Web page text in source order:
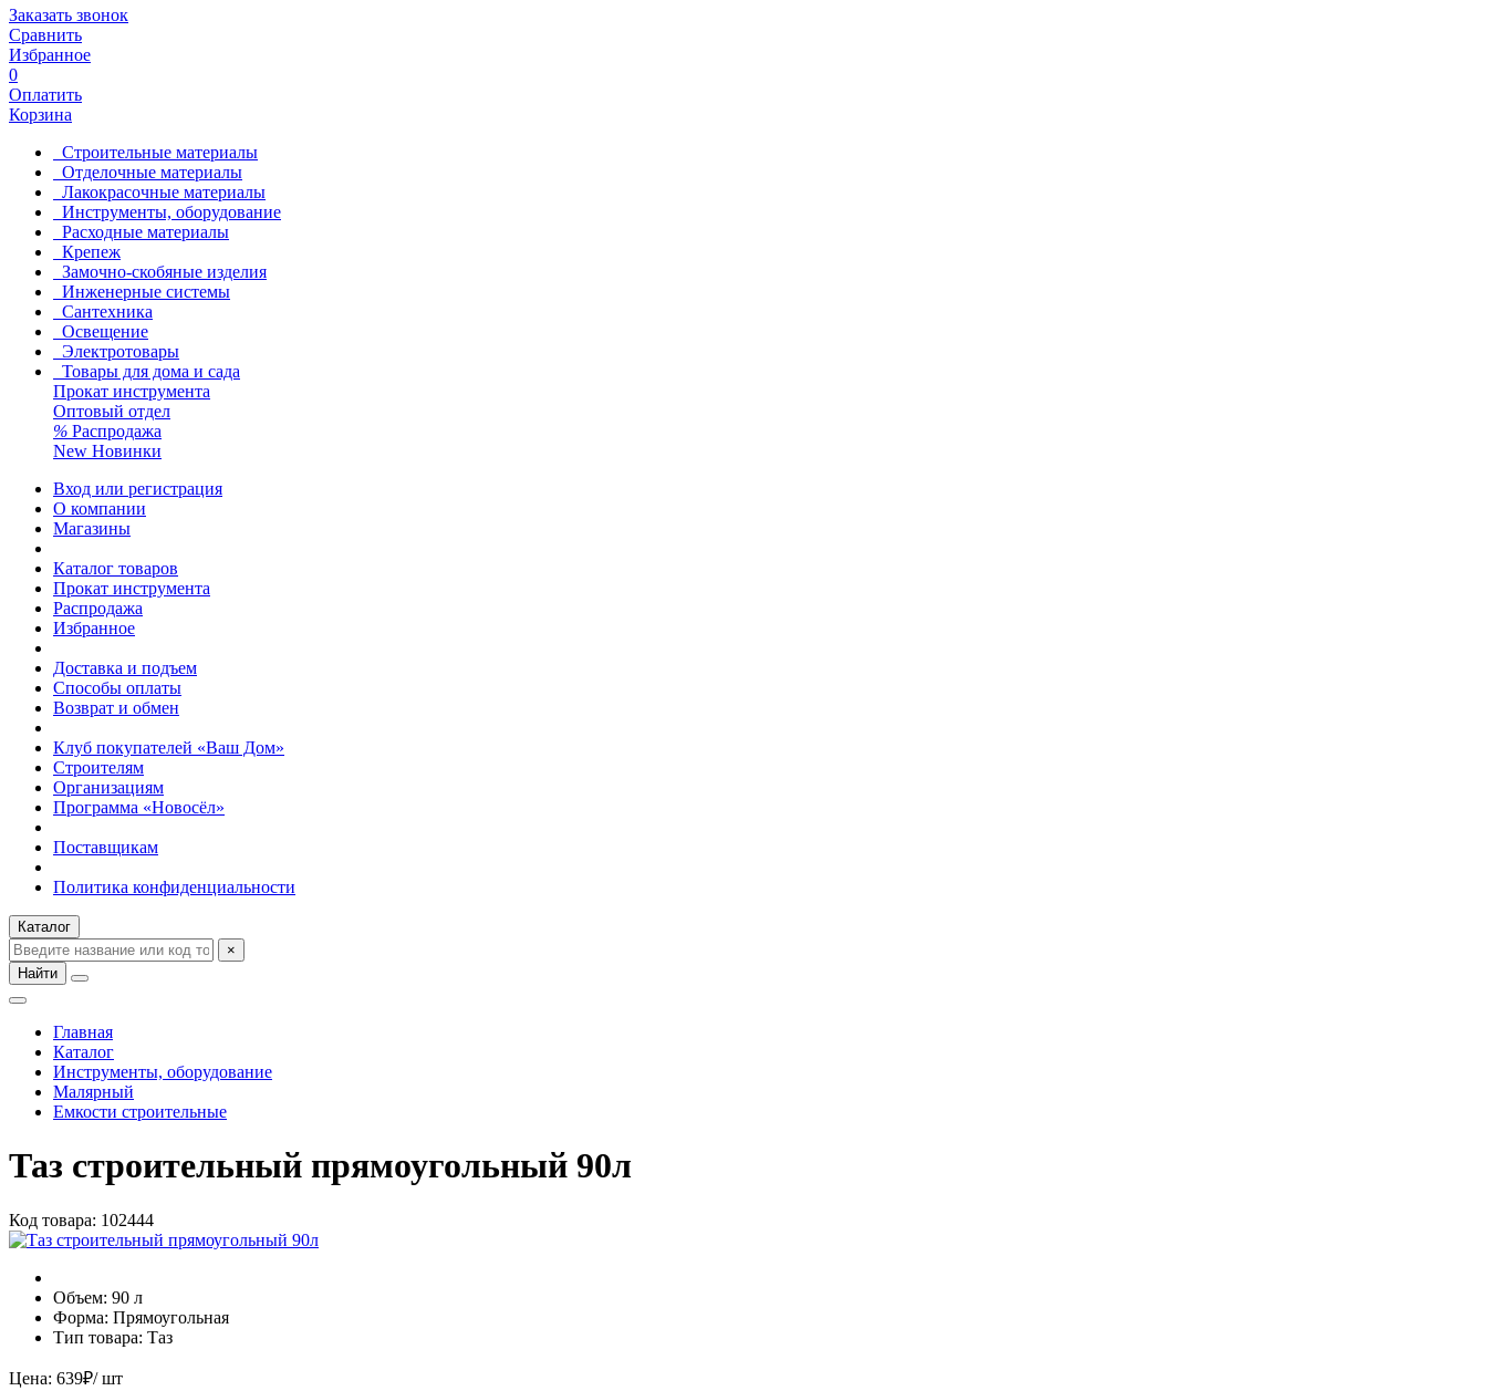
Заказать звонок
Сравнить
Избранное
0
Оплатить
Корзина
Строительные материалы
Отделочные материалы
Лакокрасочные материалы
Инструменты, оборудование
Расходные материалы
Крепеж
Замочно-скобяные изделия
Инженерные системы
Сантехника
Освещение
Электротовары
Товары для дома и сада
Прокат инструмента
Оптовый отдел
% Распродажа
New Новинки
Вход или регистрация
О компании
Магазины
Каталог товаров
Прокат инструмента
Распродажа
Избранное
Доставка и подъем
Способы оплаты
Возврат и обмен
Клуб покупателей «Ваш Дом»
Строителям
Организациям
Программа «Новосёл»
Поставщикам
Политика конфиденциальности
Каталог
×
Найти
Главная
Каталог
Инструменты, оборудование
Малярный
Емкости строительные
Таз строительный прямоугольный 90л
Код товара: 102444
Объем: 90 л
Форма: Прямоугольная
Тип товара: Таз
Цена: 639₽/ шт